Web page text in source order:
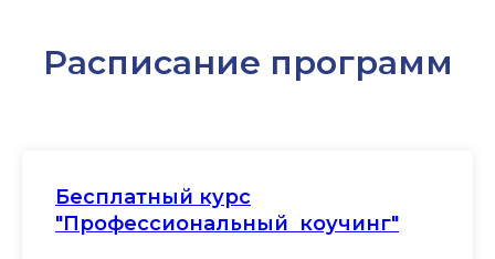
Расписание программ
Бесплатный курс
"Профессиональный коучинг"